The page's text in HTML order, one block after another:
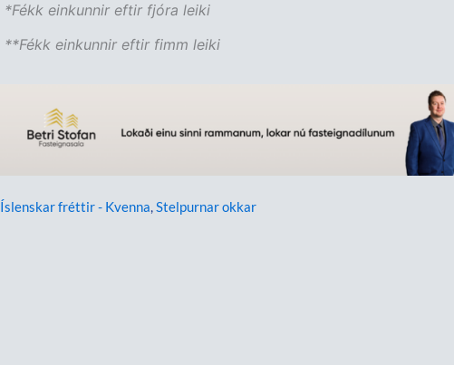
*Fékk einkunnir eftir fjóra leiki
**Fékk einkunnir eftir fimm leiki
Íslenskar fréttir - Kvenna,Stelpurnar okkar